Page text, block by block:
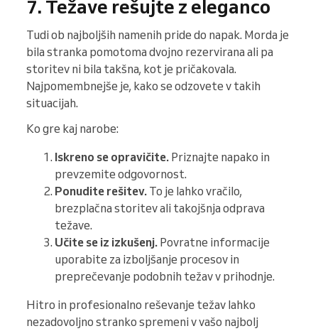
7. Težave rešujte z eleganco
Tudi ob najboljših namenih pride do napak. Morda je
bila stranka pomotoma dvojno rezervirana ali pa
storitev ni bila takšna, kot je pričakovala.
Najpomembnejše je, kako se odzovete v takih
situacijah.
Ko gre kaj narobe:
Iskreno se opravičite. Priznajte napako in
prevzemite odgovornost.
Ponudite rešitev. To je lahko vračilo,
brezplačna storitev ali takojšnja odprava
težave.
Učite se iz izkušenj. Povratne informacije
uporabite za izboljšanje procesov in
preprečevanje podobnih težav v prihodnje.
Hitro in profesionalno reševanje težav lahko
nezadovoljno stranko spremeni v vašo najbolj